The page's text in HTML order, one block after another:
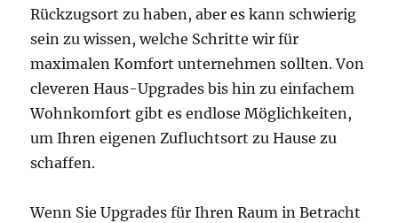
Rückzugsort zu haben, aber es kann schwierig
sein zu wissen, welche Schritte wir für
maximalen Komfort unternehmen sollten. Von
cleveren Haus-Upgrades bis hin zu einfachem
Wohnkomfort gibt es endlose Möglichkeiten,
um Ihren eigenen Zufluchtsort zu Hause zu
schaffen.
Wenn Sie Upgrades für Ihren Raum in Betracht